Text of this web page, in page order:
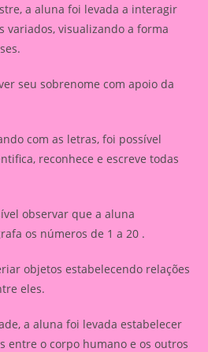
a aluna foi levada a interagir
variados, visualizando a forma
seu sobrenome com apoio da
com as letras, foi possível
reconhece e escreve todas
observar que a aluna
os números de 1 a 20 .
objetos estabelecendo relações
eles.
a aluna foi levada estabelecer
entre o corpo humano e os outros